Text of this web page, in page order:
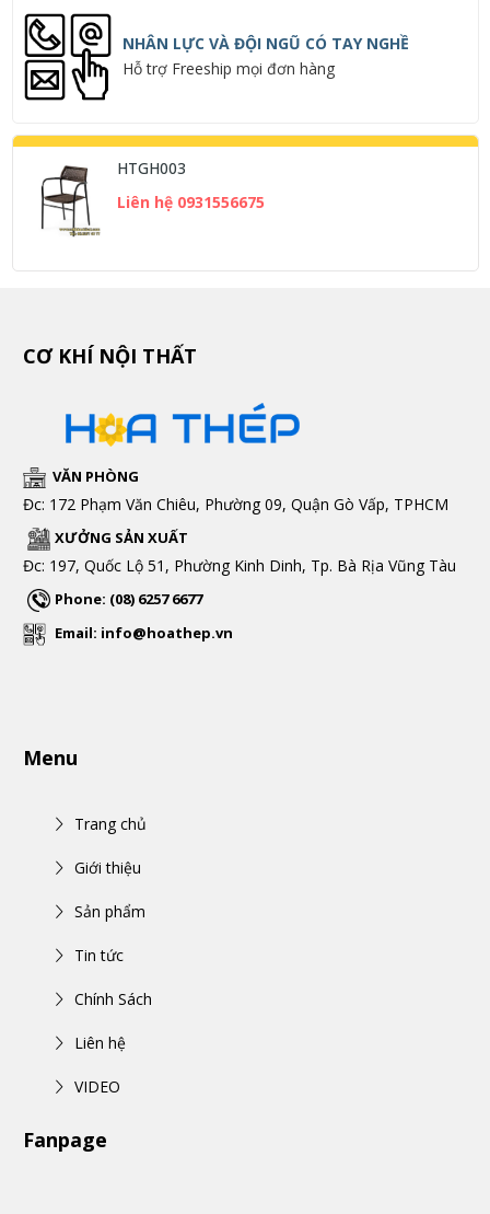
NHÂN LỰC VÀ ĐỘI NGŨ CÓ TAY NGHỀ
Hỗ trợ Freeship mọi đơn hàng
HTGH003
Liên hệ 0931556675
CƠ KHÍ NỘI THẤT
VĂN PHÒNG
Đc: 172 Phạm Văn Chiêu, Phường 09, Quận Gò Vấp, TPHCM
XƯỞNG SẢN XUẤT
Đc: 197, Quốc Lộ 51, Phường Kinh Dinh, Tp. Bà Rịa Vũng Tàu
Phone: (08) 6257 6677
Email: info@hoathep.vn
Menu
Trang chủ
Giới thiệu
Sản phẩm
Tin tức
Chính Sách
Liên hệ
VIDEO
Fanpage